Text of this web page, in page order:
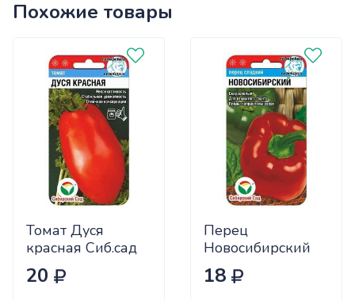
Похожие товары
Томат Дуся
красная Сиб.сад
Ц
20
Перец
Новосибирский
(ранний) Сиб.сад
Ц
18